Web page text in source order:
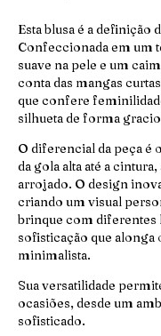
Esta blusa é a definição
Confeccionada em um
suave na pele e um
conta das mangas
que confere
silhueta de forma
O diferencial da peça é
da gola alta até a
arrojado. O design
criando um visual
brinque com diferentes
sofisticação que alonga
minimalista.
Sua versatilidade
ocasiões, desde um
sofisticado.